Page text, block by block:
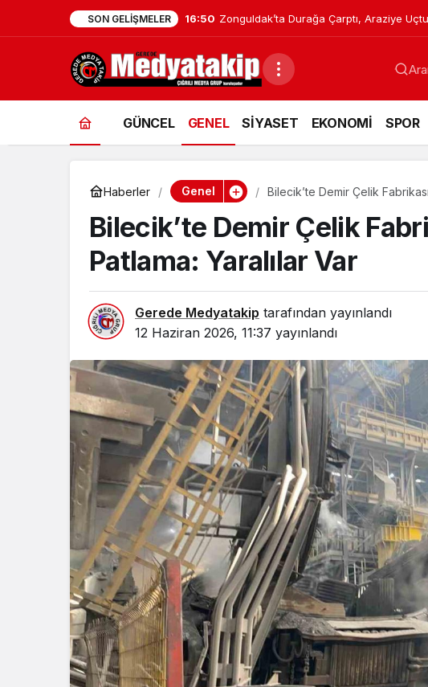
SON GELIŞMELER 16:48 Zonguldak’taki Hastaneler Afetlere Karşı
GÜNCEL GENEL SİYASET EKONOMİ SPOR
Haberler Genel Bilecik’te Demir Çelik
Bilecik’te Demir Çelik
Patlama: Yaralılar Var
Gerede Medyatakip tarafından yayınlandı
12 Haziran 2026, 11:37 yayınlandı
Genel
Zonguldak’ta
Çarptı, Araziye
Alev Aldı